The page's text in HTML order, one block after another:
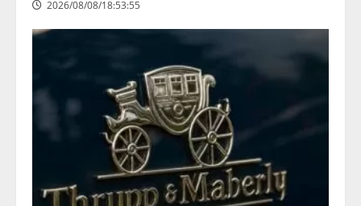
2026/08/08/18:53:55